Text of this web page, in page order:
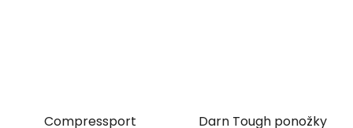
Compressport Darn Tough ponožky